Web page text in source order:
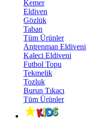
Kemer
Eldiven
Gözlük
Taban
Tüm Ürünler
Antrenman Eldiveni
Kaleci Eldiveni
Futbol Topu
Tekmelik
Tozluk
Burun Tıkacı
Tüm Ürünler